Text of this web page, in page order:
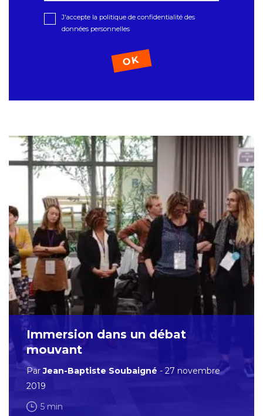
J'accepte la politique de confidentialité des
données personnelles
Immersion dans un débat
mouvant
ParJean-Baptiste Soubaigné - 27 novembre
2019
5 min